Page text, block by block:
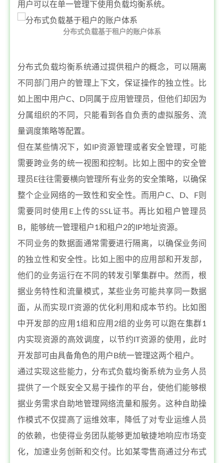
用户可以在单一管理下使用负载均衡系统。
分布式负载基于租户的账户体系
分布式负载均衡系统通过提供租户的概念，可以隔离
不同部门用户的管理上下文，保证操作的独立性。比
如上图中用户C、D同属于应用管理员，但他们却因为
分属组织的不同，只能看到各自负责的虚拟服务、流
量调度策略等配置。
但在某些情况下，如IP资源管理或者安全管理，可能
需要跨业务的统一视图和控制。比如上图中的安全管
理员E往往需要横向管理所有业务的安全策略，以确保
整个企业网络的一致性和安全性。而用户C、D、F则
需要同时使用E上传的SSL证书。再比如租户管理员
B，能够统一管理租户1和租户2的IP地址资源。
不同业务的数据面通常需要进行隔离，以确保业务间
的独立性和安全性。比如上图中的应用部和开发部，
他们的业务运行在不同的转发引擎集群中。然而，根
据业务特性和流量模式，某些业务可能共享同一数据
面，从而实现IT资源的优化利用和成本节约。比如图
中开发部的应用1组和应用2组的业务可以跑在集群1
内实现资源的高效调度，以节约IT资源的使用，此时
开发部可由具备角色的用户B统一管理这两个租户。
通过实现这些能力，分布式负载均衡系统为业务人员
提供了一个既安全又易于操作的平台，使他们能够根
据业务需求自助地管理网络流量和服务。这种自助操
作模式不仅提高了运维效率，降低了对专业运维人员
的依赖，也使得业务团队能够更加敏捷地响应市场变
化，加速业务创新和交付。比如某零售商通过分布式